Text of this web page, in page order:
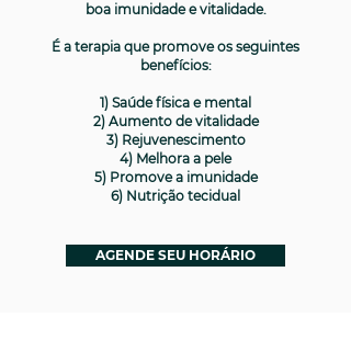
boa imunidade e vitalidade.
É a terapia que promove os seguintes
benefícios:
1) Saúde física e mental
2) Aumento de vitalidade
3) Rejuvenescimento
4) Melhora a pele
5) Promove a imunidade
6) Nutrição tecidual
AGENDE SEU HORÁRIO